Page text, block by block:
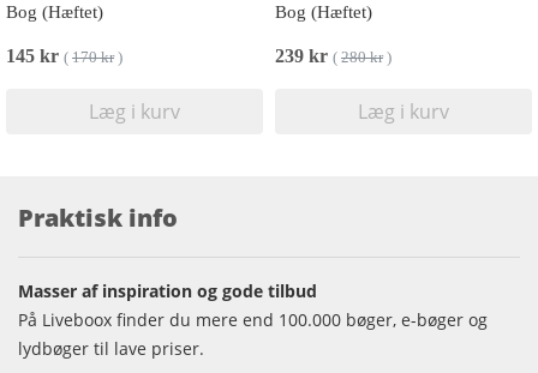
Bog (Hæftet)
145 kr ( 170 kr)
Læg i kurv
Bog (Hæftet)
239 kr ( 280 kr)
Læg i kurv
Praktisk info
Masser af inspiration og gode tilbud
På Liveboox finder du mere end 100.000 bøger, e-bøger og
lydbøger til lave priser.